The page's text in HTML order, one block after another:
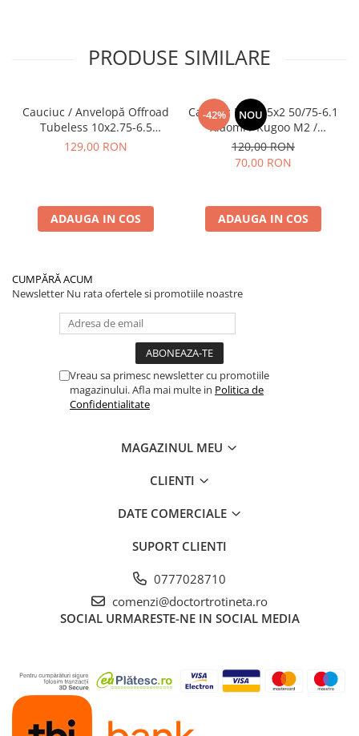
PRODUSE SIMILARE
Cauciuc / Anvelopă Offroad
Tubeless 10x2.75-6.5
KuKirin G2/G2 Master 2025
129,00 RON
ADAUGA IN COS
-42% NOU
Cauciuc Plin 8.5x2 50/75-6.1
Xiaomi / Kugoo M2 /
Ducati/Evergreen/Motus/
120,00 RON
70,00 RON
ADAUGA IN COS
CUMPĂRĂ ACUM
Newsletter Nu rata ofertele si promotiile noastre
Vreau sa primesc newsletter cu promotiile
magazinului. Afla mai multe in Politica de
Confidentialitate
MAGAZINUL MEU
CLIENTI
DATE COMERCIALE
SUPORT CLIENTI
0777028710
comenzi@doctortrotineta.ro
SOCIAL URMARESTE-NE IN SOCIAL MEDIA